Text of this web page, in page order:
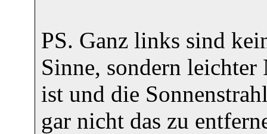
PS. Ganz links sind
Sinne, sondern leichter
ist und die
gar nicht das zu